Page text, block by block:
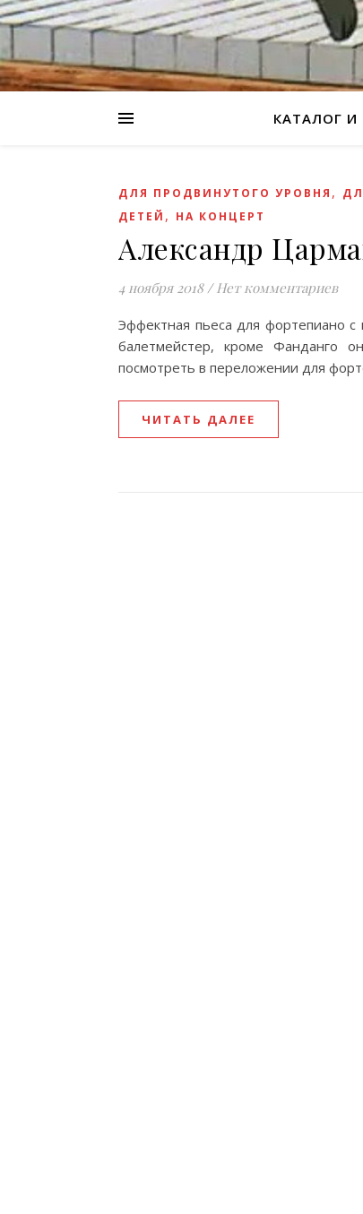
КАТАЛОГ И
ДЛЯ ПРОДВИНУТОГО УРОВНЯ ,
ДЕТЕЙ , НА КОНЦЕРТ
Александр
4 ноября 2018 / Нет комментариев
Эффектная пьеса для фортепиано
балетмейстер, кроме Фанданго
посмотреть в переложении для
ЧИТАТЬ ДАЛЕЕ